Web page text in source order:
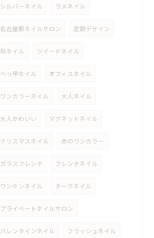
シルバーネイル ラメネイル
名古屋駅ネイルサロン 定額デザイン
秋ネイル ツイードネイル
べっ甲ネイル オフィスネイル
ワンカラーネイル 大人ネイル
大人かわいい マグネットネイル
クリスマスネイル 赤のワンカラー
ガラスフレンチ フレンチネイル
ワンホンネイル チークネイル
プライベートネイルサロン
バレンタインネイル フラッシュネイル